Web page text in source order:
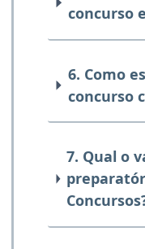
concurso
6. Como
concurso
7. Qual o